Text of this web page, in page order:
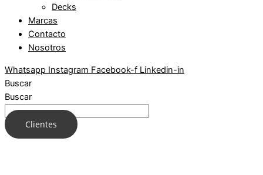
Decks
Marcas
Contacto
Nosotros
Whatsapp Instagram Facebook-f Linkedin-in
Buscar
Buscar
Clientes